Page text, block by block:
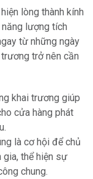
lòng thành kính
lượng tích
từ những ngày
trở nên cần
khai trương giúp
cửa hàng phát
là cơ hội để chủ
gia, thể hiện sự
chung.